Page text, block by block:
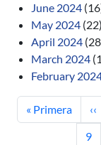
June 2024
May 2024 (22)
April 2024
March 2024
February
First page
« Primera ‹‹
Page
9